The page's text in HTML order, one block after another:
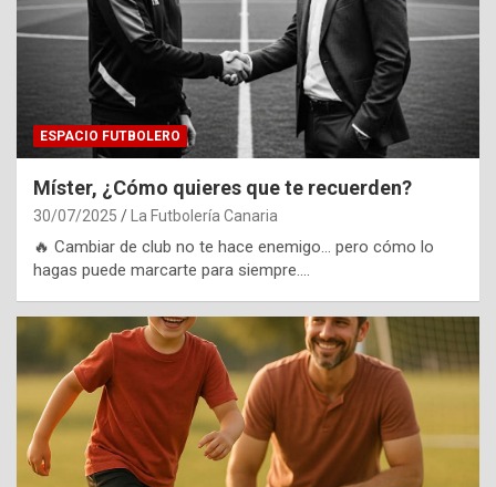
ESPACIO FUTBOLERO
Míster, ¿Cómo quieres que te recuerden?
30/07/2025 La Futbolería Canaria
🔥 Cambiar de club no te hace enemigo… pero cómo lo
hagas puede marcarte para siempre.…